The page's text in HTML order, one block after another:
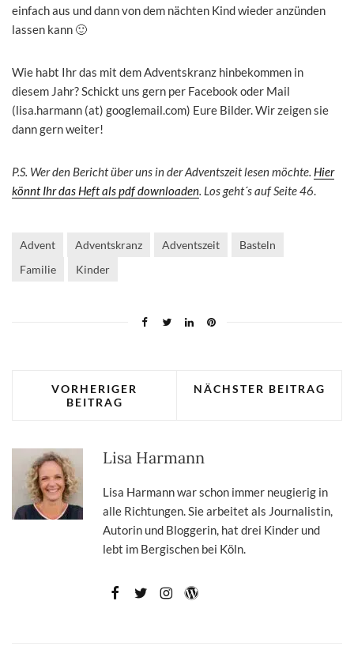
einfach aus und dann von dem nächten Kind wieder anzünden
lassen kann 🙂
Wie habt Ihr das mit dem Adventskranz hinbekommen in
diesem Jahr? Schickt uns gern per Facebook oder Mail
(lisa.harmann (at) googlemail.com) Eure Bilder. Wir zeigen sie
dann gern weiter!
P.S. Wer den Bericht über uns in der Adventszeit lesen möchte. Hier
könnt Ihr das Heft als pdf downloaden. Los geht´s auf Seite 46.
Advent Adventskranz Adventszeit
Basteln
Familie
Kinder
VORHERIGER
BEITRAG
NÄCHSTER BEITRAG
Lisa Harmann
Lisa Harmann war schon immer neugierig in
alle Richtungen. Sie arbeitet als Journalistin,
Autorin und Bloggerin, hat drei Kinder und
lebt im Bergischen bei Köln.